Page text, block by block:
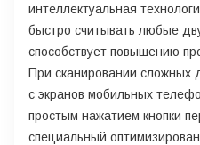
интеллектуальная
быстро считывать любые
способствует повышению
При сканировании сложных
с экранов мобильных
простым нажатием кнопки
специальный